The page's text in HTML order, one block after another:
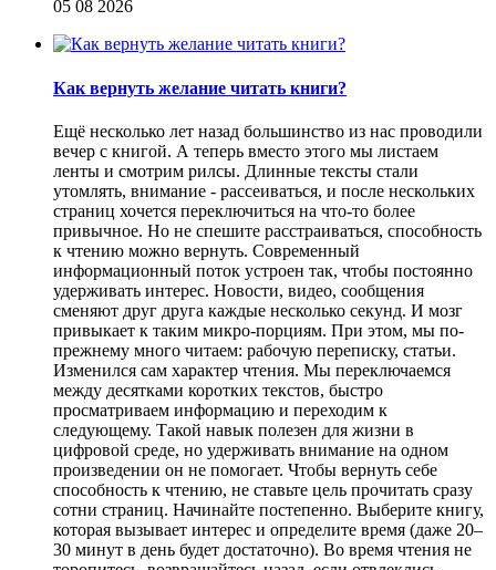
05 08 2026
Как вернуть желание читать книги?
Eщё несколько лет назад большинство из нас проводили
вечер с книгой. А теперь вместо этого мы листаем
ленты и смотрим рилсы. Длинные тексты стали
утомлять, внимание - рассеиваться, и после нескольких
страниц хочется переключиться на что-то более
привычное. Но не спешите расстраиваться, способность
к чтению можно вернуть. Современный
информационный поток устроен так, чтобы постоянно
удерживать интерес. Новости, видео, сообщения
сменяют друг друга каждые несколько секунд. И мозг
привыкает к таким микро-порциям. При этом, мы по-
прежнему много читаем: рабочую переписку, статьи.
Изменился сам характер чтения. Мы переключаемся
между десятками коротких текстов, быстро
просматриваем информацию и переходим к
следующему. Такой навык полезен для жизни в
цифровой среде, но удерживать внимание на одном
произведении он не помогает. Чтобы вернуть себе
способность к чтению, не ставьте цель прочитать сразу
сотни страниц. Начинайте постепенно. Выберите книгу,
которая вызывает интерес и определите время (даже 20–
30 минут в день будет достаточно). Во время чтения не